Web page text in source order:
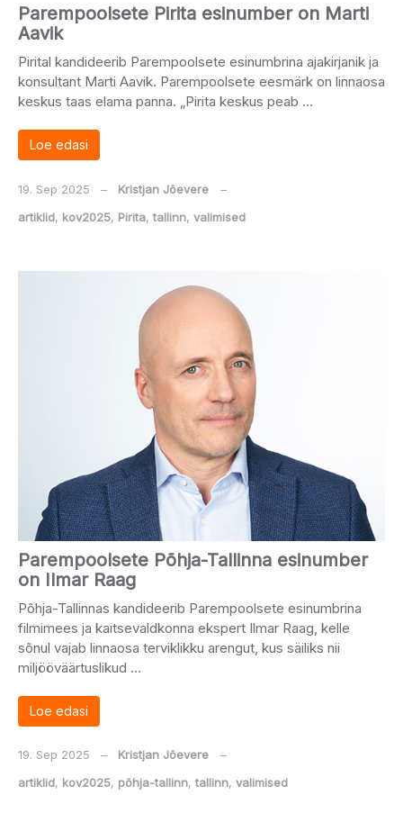
Parempoolsete Pirita esinumber on Marti
Aavik
Pirital kandideerib Parempoolsete esinumbrina ajakirjanik ja
konsultant Marti Aavik. Parempoolsete eesmärk on linnaosa
keskus taas elama panna. „Pirita keskus peab …
Loe edasi
19. Sep 2025 ‒ Kristjan Jõevere
‒
artiklid, kov2025, Pirita, tallinn, valimised
Parempoolsete Põhja-Tallinna esinumber
on Ilmar Raag
Põhja-Tallinnas kandideerib Parempoolsete esinumbrina
filmimees ja kaitsevaldkonna ekspert Ilmar Raag, kelle
sõnul vajab linnaosa terviklikku arengut, kus säiliks nii
miljööväärtuslikud …
Loe edasi
19. Sep 2025 ‒ Kristjan Jõevere
‒
artiklid, kov2025, põhja-tallinn, tallinn, valimised